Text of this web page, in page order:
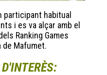
participant habitual
i es va alçar amb el
Ranking Games
de Mafumet.